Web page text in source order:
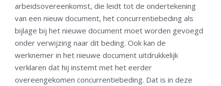
arbeidsovereenkomst, die leidt tot de ondertekening
van een nieuw document, het concurrentiebeding als
bijlage bij het nieuwe document moet worden gevoegd
onder verwijzing naar dit beding. Ook kan de
werknemer in het nieuwe document uitdrukkelijk
verklaren dat hij instemt met het eerder
overeengekomen concurrentiebeding. Dat is in deze